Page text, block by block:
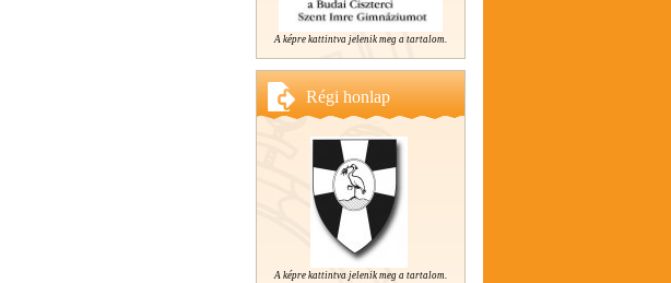
A képre kattintva jelenik meg a tartalom.
Régi honlap
A képre kattintva jelenik meg a tartalom.